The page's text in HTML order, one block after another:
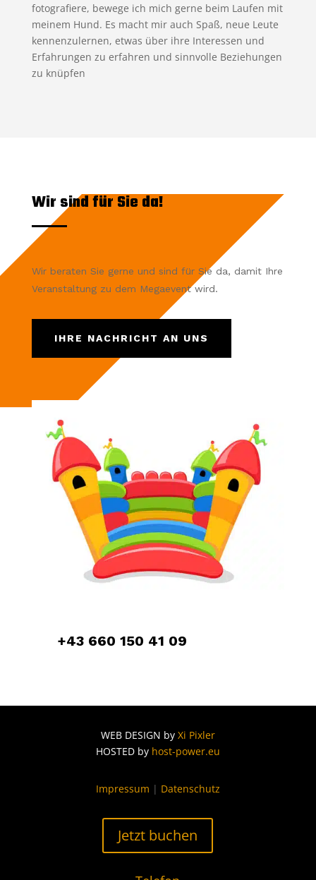
fotografiere, bewege ich mich gerne beim Laufen mit
meinem Hund. Es macht mir auch Spaß, neue Leute
kennenzulernen, etwas über ihre Interessen und
Erfahrungen zu erfahren und sinnvolle Beziehungen
zu knüpfen
Wir sind für Sie da!
Wir beraten Sie gerne und sind für Sie da, damit Ihre
Veranstaltung zu dem Megaevent wird.
IHRE NACHRICHT AN UNS
+43 660 150 41 09
WEB DESIGN by Xi Pixler
HOSTED by host-power.eu
Impressum | Datenschutz
Jetzt buchen